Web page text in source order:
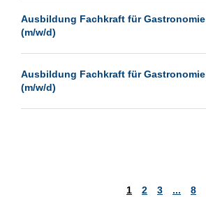
Ausbildung Fachkraft für Gastronomie
(m/w/d)
Ausbildung Fachkraft für Gastronomie
(m/w/d)
1 2 3 ... 8